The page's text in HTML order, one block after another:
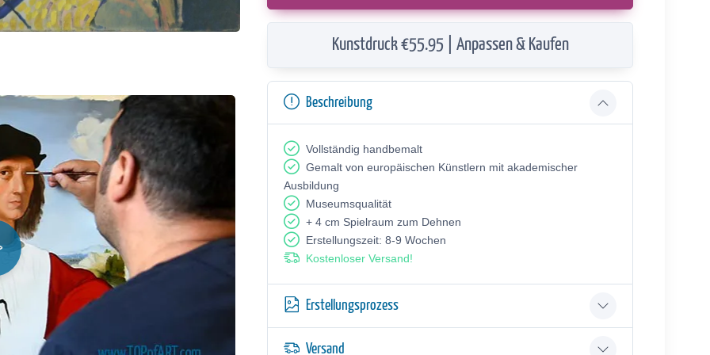
Kunstdruck €55.95 | Anpassen & Kaufen
Beschreibung
Vollständig handbemalt
Gemalt von europäischen Künstlern mit akademischer
Ausbildung
Museumsqualität
+ 4 cm Spielraum zum Dehnen
Erstellungszeit: 8-9 Wochen
Kostenloser Versand!
Erstellungsprozess
Versand